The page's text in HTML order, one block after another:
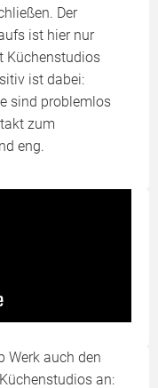
Der
ist hier nur
Küchenstudios
ist dabei:
sind problemlos
zum
eng.
Werk auch den
an: